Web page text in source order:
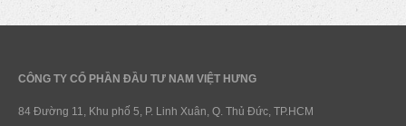
CÔNG TY CỔ PHẦN ĐẦU TƯ NAM VIỆT HƯNG
84 Đường 11, Khu phố 5, P. Linh Xuân, Q. Thủ Đức, TP.HCM